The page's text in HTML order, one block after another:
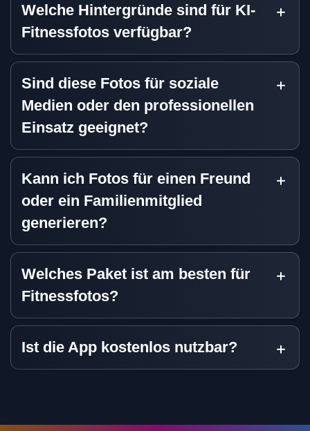
Welche Hintergründe sind für KI-
Fitnessfotos verfügbar?
Sind diese Fotos für soziale
Medien oder den professionellen
Einsatz geeignet?
Kann ich Fotos für einen Freund
oder ein Familienmitglied
generieren?
Welches Paket ist am besten für
Fitnessfotos?
Ist die App kostenlos nutzbar?